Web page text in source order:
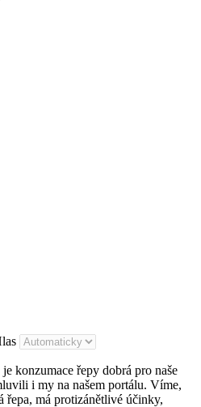
konzumace řepy dobrá pro naše
i my na našem portálu. Víme,
řepa, má protizánětlivé účinky,